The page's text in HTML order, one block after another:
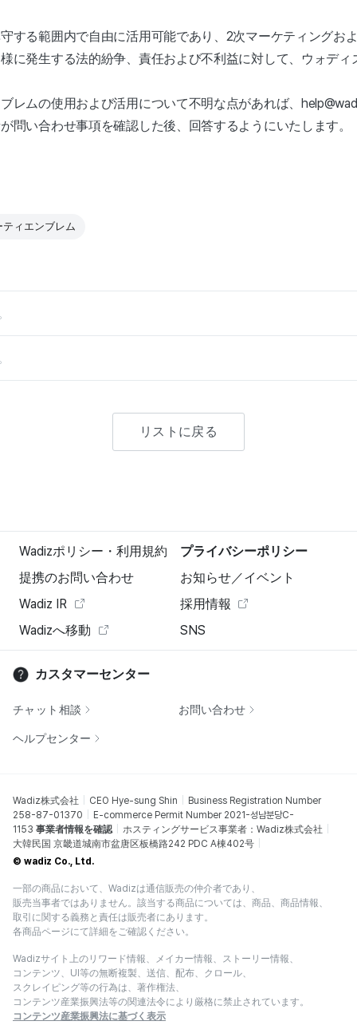
する範囲内で自由に活用可能であり、2次マーケティングお
に発生する法的紛争、責任および不利益に対して、ウォディ
レムの使用および活用について不明な点があれば、
問い合わせ事項を確認した後、回答するようにいたします。
ィエンブレム
リストに戻る
Wadizポリシー・利用規約
プライバシーポリシー
提携のお問い合わせ
お知らせ／イベント
Wadiz IR
採用情報
Wadizへ移動
SNS
カスタマーセンター
チャット相談 お問い合わせ
ヘルプセンター
Wadiz株式会社 CEO Hye-sung Shin
Business Registration Number
258-87-01370
E-commerce Permit Number 2021-성남분당C-
1153 事業者情報を確認
ホスティングサービス事業者：Wadiz株式会社
大韓民国 京畿道城南市盆唐区板橋路242 PDC A棟402号
© wadiz Co., Ltd.
一部の商品において、Wadizは通信販売の仲介者であり、
販売当事者ではありません。該当する商品については、商品、商品情報、
取引に関する義務と責任は販売者にあります。
各商品ページにて詳細をご確認ください。
Wadizサイト上のリワード情報、メイカー情報、ストーリー情報、
コンテンツ、UI等の無断複製、送信、配布、クロール、
スクレイピング等の行為は、著作権法、
コンテンツ産業振興法等の関連法令により厳格に禁止されています。
コンテンツ産業振興法に基づく表示